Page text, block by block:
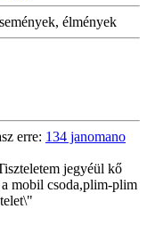
élmények
erre: 134 janomano
jegyéül kő
mobil csoda,plim-plim